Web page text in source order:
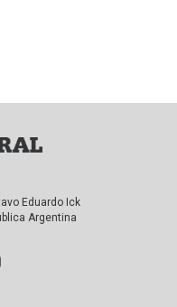
Eduardo Ick
Argentina